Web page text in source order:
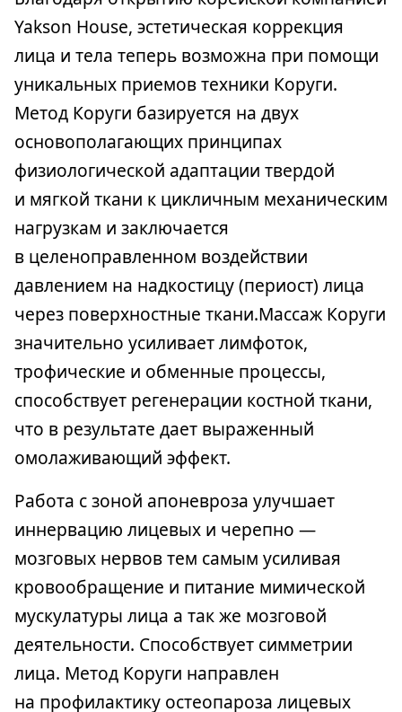
Yakson House, эстетическая коррекция
лица и тела теперь возможна при помощи
уникальных приемов техники Коруги.
Метод Коруги базируется на двух
основополагающих принципах
физиологической адаптации твердой
и мягкой ткани к цикличным механическим
нагрузкам и заключается
в целеноправленном воздействии
давлением на надкостицу (периост) лица
через поверхностные ткани.Массаж Коруги
значительно усиливает лимфоток,
трофические и обменные процессы,
способствует регенерации костной ткани,
что в результате дает выраженный
омолаживающий эффект.
Работа с зоной апоневроза улучшает
иннервацию лицевых и черепно —
мозговых нервов тем самым усиливая
кровообращение и питание мимической
мускулатуры лица а так же мозговой
деятельности. Способствует симметрии
лица. Метод Коруги направлен
на профилактику остеопароза лицевых